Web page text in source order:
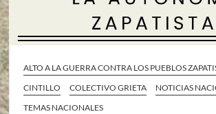
ALTO A LA GUERRA CONTRA LOS PUEBLOS
CINTILLO
COLECTIVO GRIETA
NOTICIAS
TEMAS NACIONALES